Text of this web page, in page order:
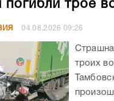
погибли трое
04.08.2026 09:26
троих